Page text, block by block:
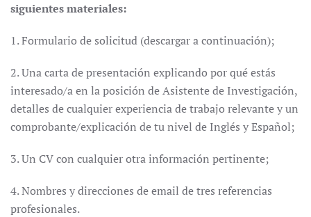
siguientes materiales:
1. Formulario de solicitud (descargar a continuación);
2. Una carta de presentación explicando por qué estás
interesado/a en la posición de Asistente de Investigación,
detalles de cualquier experiencia de trabajo relevante y un
comprobante/explicación de tu nivel de Inglés y Español;
3. Un CV con cualquier otra información pertinente;
4. Nombres y direcciones de email de tres referencias
profesionales.